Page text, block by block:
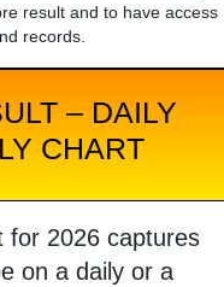
result and to have access
records.
– DAILY
CHART
for 2026 captures
on a daily or a